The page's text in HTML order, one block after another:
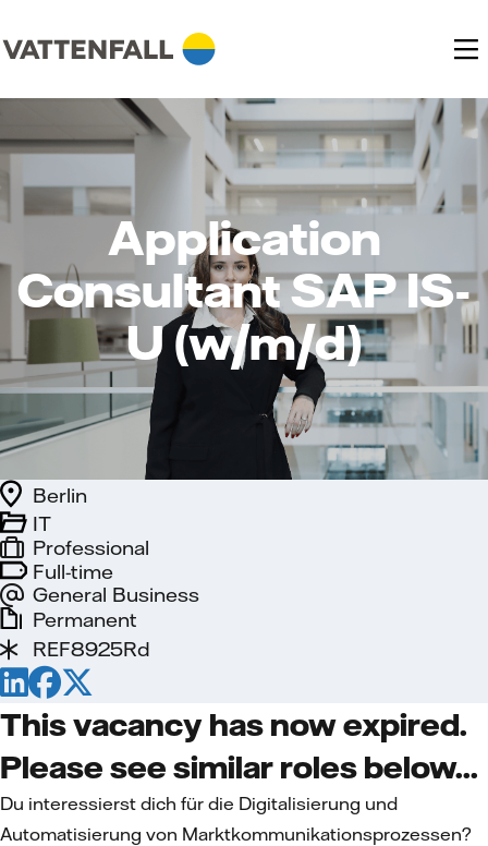
Application
Consultant SAP IS-
U (w/m/d)
Full-time
General Business
IT
Berlin
Professional
Permanent
REF8925Rd
This vacancy has now expired.
Please see similar roles below...
Du interessierst dich für die Digitalisierung und
Automatisierung von Marktkommunikationsprozessen?